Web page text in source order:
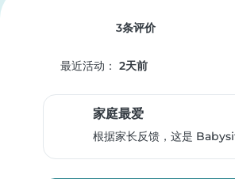
3条评价
最近活动： 2天前
家庭最爱
根据家长反馈，这是